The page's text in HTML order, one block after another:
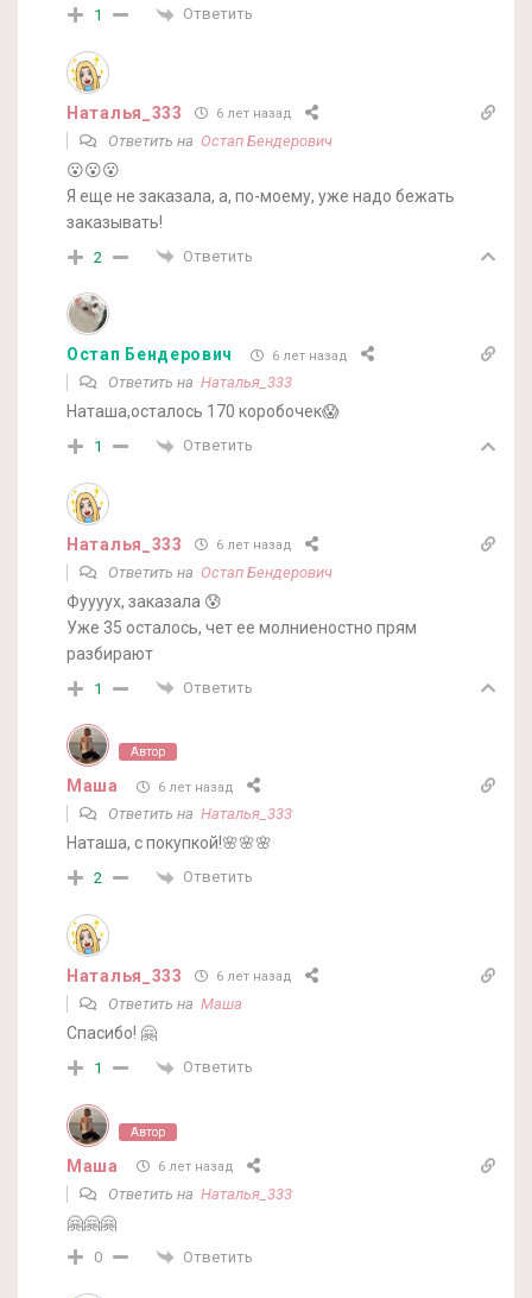
1 Ответить
Наталья_333 6 лет назад
Ответить на Остап Бендерович
😮😮😮
Я еще не заказала, а, по-моему, уже надо бежать
заказывать!
2 Ответить
Остап Бендерович 6 лет назад
Ответить на Наталья_333
Наташа,осталось 170 коробочек😱
1 Ответить
Наталья_333 6 лет назад
Ответить на Остап Бендерович
Фуууух, заказала 😰
Уже 35 осталось, чет ее молниеностно прям
разбирают
1 Ответить
Автор
Маша 6 лет назад
Ответить на Наталья_333
Наташа, с покупкой!🌸🌸🌸
2 Ответить
Наталья_333 6 лет назад
Ответить на Маша
Спасибо! 🤗
1 Ответить
Автор
Маша 6 лет назад
Ответить на Наталья_333
🤗🤗🤗
0 Ответить